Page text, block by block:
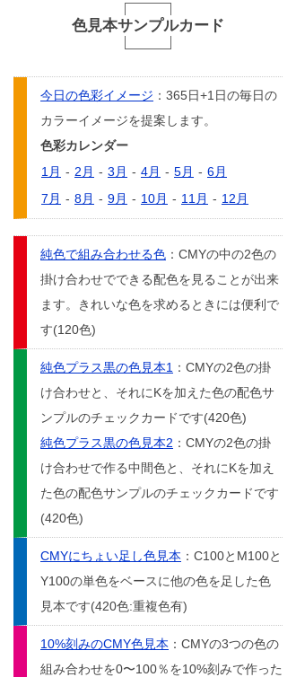
色見本サンプルカード
今日の色彩イメージ ：365日+1日の毎日の
カラーイメージを提案します。
色彩カレンダー
1月 - 2月 - 3月 - 4月 - 5月 - 6月
7月 - 8月 - 9月 - 10月 - 11月 - 12月
純色で組み合わせる色 ：CMYの中の2色の
掛け合わせでできる配色を見ることが出来
ます。きれいな色を求めるときには便利で
す(120色)
純色プラス黒の色見本1 ：CMYの2色の掛
け合わせと、それにKを加えた色の配色サ
ンプルのチェックカードです(420色)
純色プラス黒の色見本2 ：CMYの2色の掛
け合わせで作る中間色と、それにKを加え
た色の配色サンプルのチェックカードです
(420色)
CMYにちょい足し色見本 ：C100とM100と
Y100の単色をベースに他の色を足した色
見本です(420色:重複色有)
10%刻みのCMY色見本 ：CMYの3つの色の
組み合わせを0〜100％を10%刻みで作った